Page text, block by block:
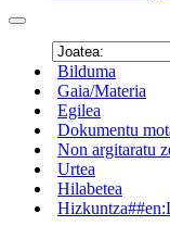
Bilduma
Gaia/Materia
Egilea
Dokumentu
Non argitaratu
Urtea
Hilabetea